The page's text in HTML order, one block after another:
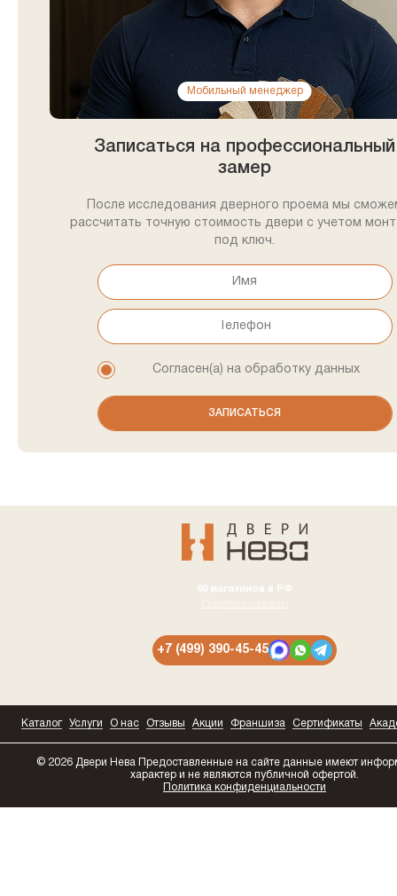
Мобильный менеджер
Записаться на профессиональный
замер
После исследования дверного проема мы
рассчитать точную стоимость двери с учетом
под ключ.
Согласен(а) на обработку данных
60 магазинов в РФ
+7 (499) 390-45-45
Каталог Услуги О нас Отзывы Акции Франшиза Сертификаты
© 2026 Двери Нева Предоставленные на сайте данные имеют
характер и не являются публичной офертой.
Политика конфиденциальности